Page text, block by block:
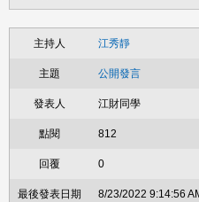
江秀靜
公開發言
江財同學
812
0
8/23/2022 9:14:56